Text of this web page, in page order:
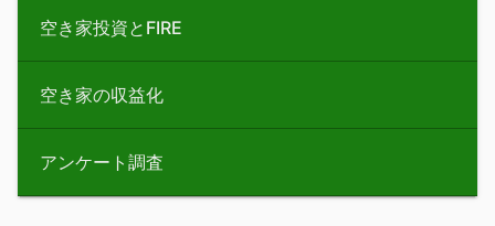
空き家投資とFIRE
空き家の収益化
アンケート調査